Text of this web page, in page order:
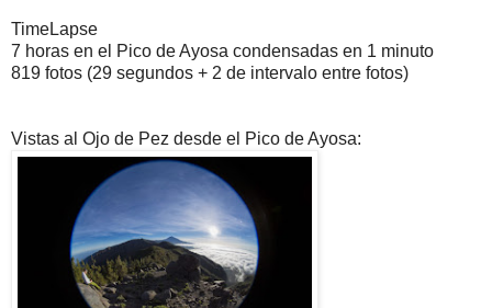
TimeLapse
7 horas en el Pico de Ayosa condensadas en 1 minuto
819 fotos (29 segundos + 2 de intervalo entre fotos)
Vistas al Ojo de Pez desde el Pico de Ayosa: